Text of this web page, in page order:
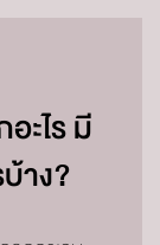
ะไร มี
าง?